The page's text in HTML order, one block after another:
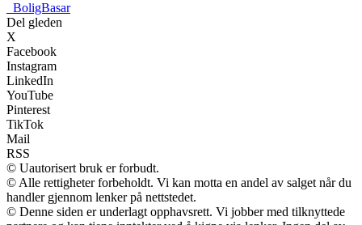
BoligBasar
Del gleden
X
Facebook
Instagram
LinkedIn
YouTube
Pinterest
TikTok
Mail
RSS
© Uautorisert bruk er forbudt.
© Alle rettigheter forbeholdt. Vi kan motta en andel av salget når du
handler gjennom lenker på nettstedet.
© Denne siden er underlagt opphavsrett. Vi jobber med tilknyttede